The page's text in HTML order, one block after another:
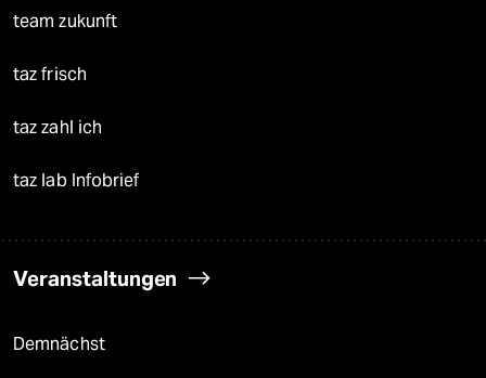
team zukunft
taz frisch
taz zahl ich
taz lab Infobrief
Veranstaltungen
Demnächst